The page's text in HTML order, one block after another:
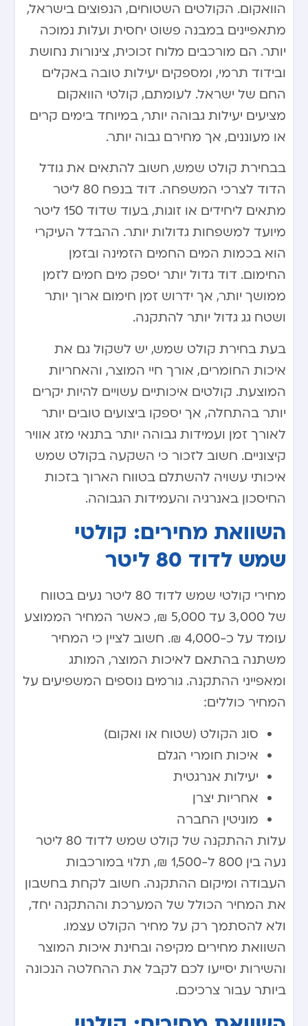
הוואקום. הקולטים השטוחים, הנפוצים בישראל,
מתאפיינים במבנה פשוט יחסית ועלות נמוכה
יותר. הם מורכבים מלוח זכוכית, צינורות נחושת
ובידוד תרמי, ומספקים יעילות טובה באקלים
החם של ישראל. לעומתם, קולטי הוואקום
מציעים יעילות גבוהה יותר, במיוחד בימים קרים
או מעוננים, אך מחירם גבוה יותר.
בבחירת קולט שמש, חשוב להתאים את גודל
הדוד לצרכי המשפחה. דוד בנפח 80 ליטר
מתאים ליחידים או זוגות, בעוד שדוד 150 ליטר
מיועד למשפחות גדולות יותר. ההבדל העיקרי
הוא בכמות המים החמים הזמינה ובזמן
החימום. דוד גדול יותר יספק מים חמים לזמן
ממושך יותר, אך ידרוש זמן חימום ארוך יותר
ושטח גג גדול יותר להתקנה.
בעת בחירת קולט שמש, יש לשקול גם את
איכות החומרים, אורך חיי המוצר, והאחריות
המוצעת. קולטים איכותיים עשויים להיות יקרים
יותר בהתחלה, אך יספקו ביצועים טובים יותר
לאורך זמן ועמידות גבוהה יותר בתנאי מזג אוויר
קיצוניים. חשוב לזכור כי השקעה בקולט שמש
איכותי עשויה להשתלם בטווח הארוך בזכות
החיסכון באנרגיה והעמידות הגבוהה.
השוואת מחירים: קולטי
שמש לדוד 80 ליטר
מחירי קולטי שמש לדוד 80 ליטר נעים בטווח
של 3,000 עד 5,000 ₪, כאשר המחיר הממוצע
עומד על כ-4,000 ₪. חשוב לציין כי המחיר
משתנה בהתאם לאיכות המוצר, המותג
ומאפייני ההתקנה. גורמים נוספים המשפיעים על
המחיר כוללים:
סוג הקולט (שטוח או ואקום)
איכות חומרי הגלם
יעילות אנרגטית
אחריות יצרן
מוניטין החברה
עלות ההתקנה של קולט שמש לדוד 80 ליטר
נעה בין 800 ל-1,500 ₪, תלוי במורכבות
העבודה ומיקום ההתקנה. חשוב לקחת בחשבון
את המחיר הכולל של המערכת וההתקנה יחד,
ולא להסתמך רק על מחיר הקולט עצמו.
השוואת מחירים מקיפה ובחינת איכות המוצר
והשירות יסייעו לכם לקבל את ההחלטה הנכונה
ביותר עבור צרכיכם.